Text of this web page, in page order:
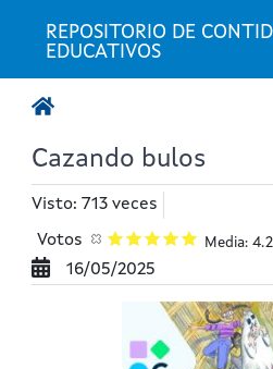
REPOSITORIO DE CONTIDOS
EDUCATIVOS
Cazando bulos
Visto: 713 veces
Votos Media: 4.2
16/05/2025